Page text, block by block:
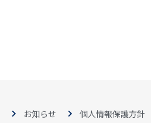
お知らせ 個人情報保護方針